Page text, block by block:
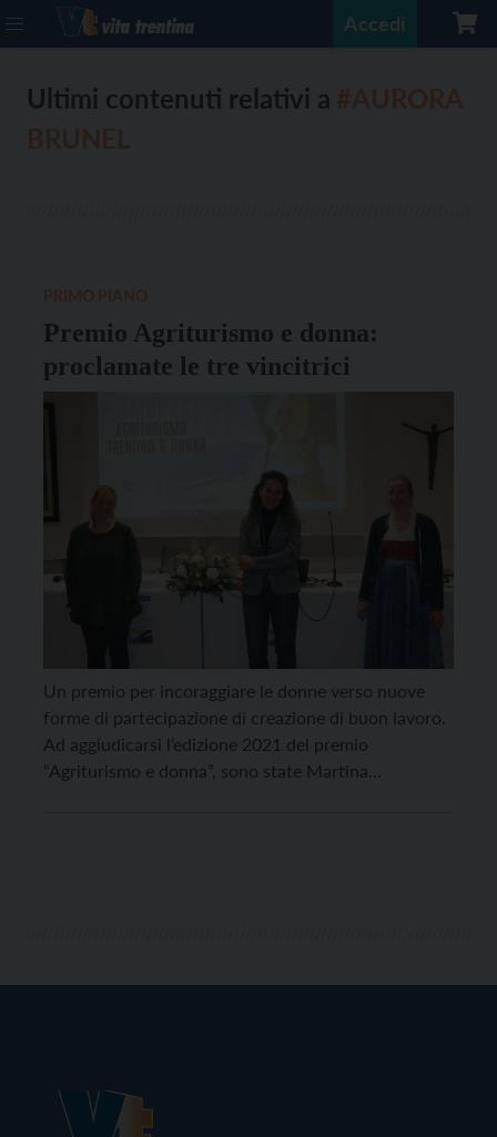
Accedi
Ultimi contenuti relativi a
Premio Agriturismo e donna:
proclamate le tre vincitrici
Un premio per incoraggiare le donne verso nuove
forme di partecipazione di creazione di buon lavoro.
Ad aggiudicarsi l’edizione 2021 del premio
“Agriturismo e donna”, sono state Martina